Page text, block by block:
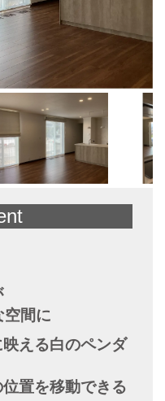
空間に
える白のペンダ
置を移動できる